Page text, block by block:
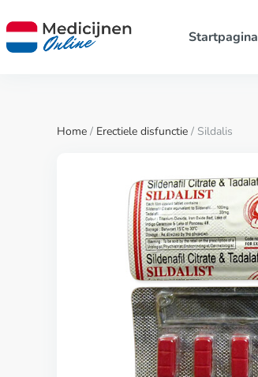
Startpagina
Home / Erectiele disfunctie / Sildalis